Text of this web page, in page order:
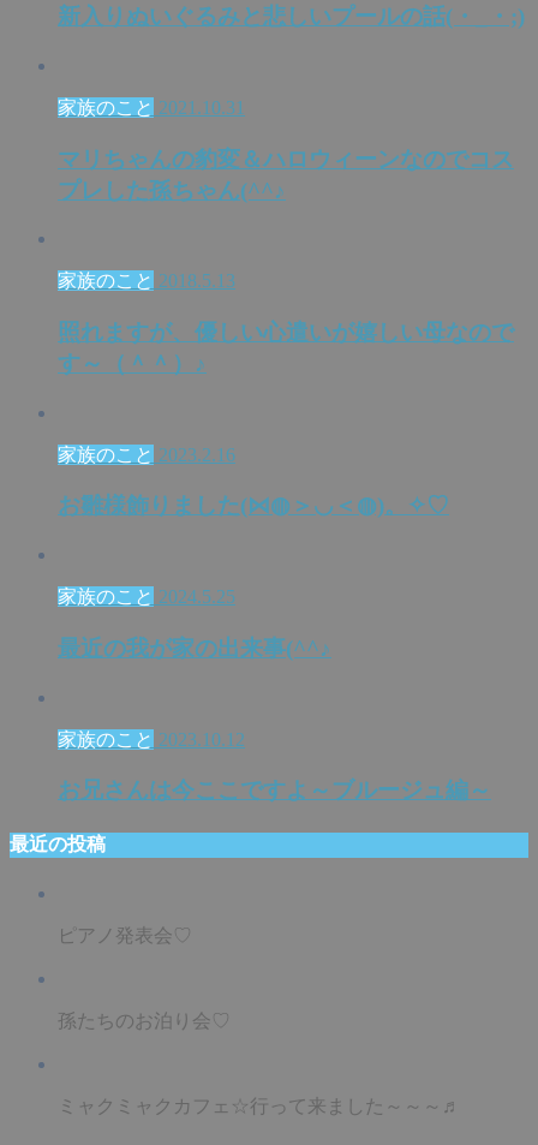
新入りぬいぐるみと悲しいプールの話(・_・;)
家族のこと 2021.10.31
マリちゃんの豹変＆ハロウィーンなのでコス
プレした孫ちゃん(^^♪
家族のこと 2018.5.13
照れますが、優しい心遣いが嬉しい母なので
す～（＾＾）♪
家族のこと 2023.2.16
お雛様飾りました(⋈◍＞◡＜◍)。✧♡
家族のこと 2024.5.25
最近の我が家の出来事(^^♪
家族のこと 2023.10.12
お兄さんは今ここですよ～ブルージュ編～
最近の投稿
ピアノ発表会♡
孫たちのお泊り会♡
ミャクミャクカフェ☆行って来ました～～～♬